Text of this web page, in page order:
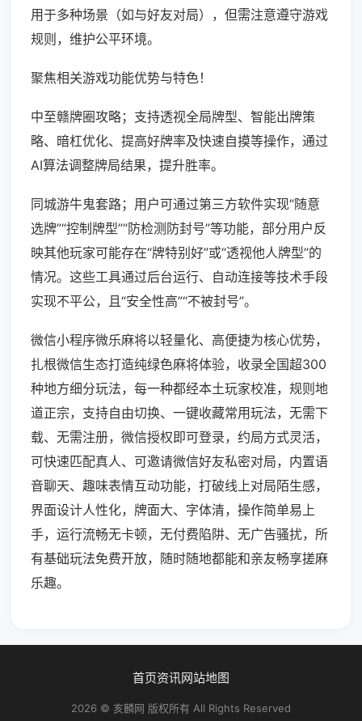
用于多种场景（如与好友对局），但需注意遵守游戏
规则，维护公平环境。
聚焦相关游戏功能优势与特色！
中至赣牌圈攻略；支持透视全局牌型、智能出牌策
略、暗杠优化、提高好牌率及快速自摸等操作，通过
AI算法调整牌局结果，提升胜率。
同城游牛鬼套路；用户可通过第三方软件实现“随意
选牌”“控制牌型”“防检测防封号”等功能，部分用户反
映其他玩家可能存在“牌特别好”或“透视他人牌型”的
情况。这些工具通过后台运行、自动连接等技术手段
实现不平公，且“安全性高”“不被封号”。
微信小程序微乐麻将以轻量化、高便捷为核心优势，
扎根微信生态打造纯绿色麻将体验，收录全国超300
种地方细分玩法，每一种都经本土玩家校准，规则地
道正宗，支持自由切换、一键收藏常用玩法，无需下
载、无需注册，微信授权即可登录，约局方式灵活，
可快速匹配真人、可邀请微信好友私密对局，内置语
音聊天、趣味表情互动功能，打破线上对局陌生感，
界面设计人性化，牌面大、字体清，操作简单易上
手，运行流畅无卡顿，无付费陷阱、无广告骚扰，所
有基础玩法免费开放，随时随地都能和亲友畅享搓麻
乐趣。
首页资讯网站地图
2026 © 亥麟网 版权所有 All Rights Reserved